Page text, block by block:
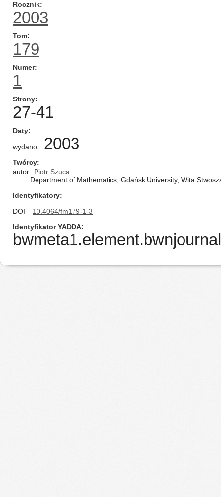
Rocznik
2003
Tom
179
Numer
1
Strony
27-41
Daty
wydano 2003
Twórcy
autor
Piotr Szuca
Department of Mathematics, Gdańsk University, Wita
Identyfikatory
DOI
10.4064/fm179-1-3
Identyfikator YADDA